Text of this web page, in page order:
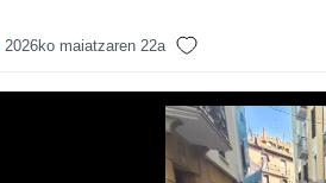
2026ko maiatzaren 22a